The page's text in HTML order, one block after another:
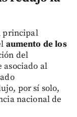
principal
aumento de los
del
asociado al
por sí solo,
nacional de